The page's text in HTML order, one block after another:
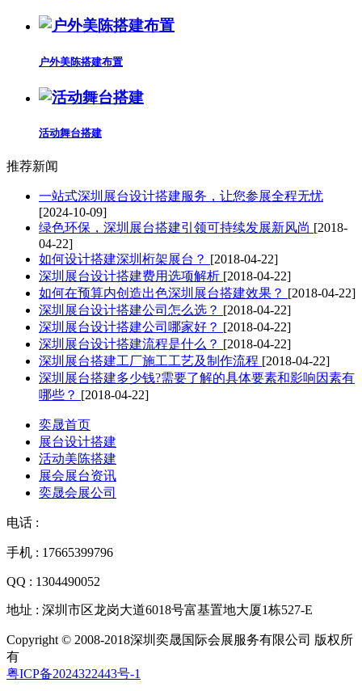
户外美陈搭建布置
活动舞台搭建
推荐新闻
一站式深圳展台设计搭建服务，让您参展全程无忧
[2024-10-09]
绿色环保，深圳展台搭建引领可持续发展新风尚 [2018-
04-22]
如何设计搭建深圳桁架展台？ [2018-04-22]
深圳展台设计搭建费用选项解析 [2018-04-22]
如何在预算内创造出色深圳展台搭建效果？ [2018-04-22]
深圳展台设计搭建公司怎么选？ [2018-04-22]
深圳展台设计搭建公司哪家好？ [2018-04-22]
深圳展台设计搭建流程是什么？ [2018-04-22]
深圳展台搭建工厂施工工艺及制作流程 [2018-04-22]
深圳展台搭建多少钱?需要了解的具体要素和影响因素有
哪些？ [2018-04-22]
奕晟首页
展台设计搭建
活动美陈搭建
展会展台资讯
奕晟会展公司
电话 :
手机 : 17665399796
QQ : 1304490052
地址 : 深圳市区龙岗大道6018号富基置地大厦1栋527-E
Copyright © 2008-2018深圳奕晟国际会展服务有限公司 版权所
有
粤ICP备2024322443号-1